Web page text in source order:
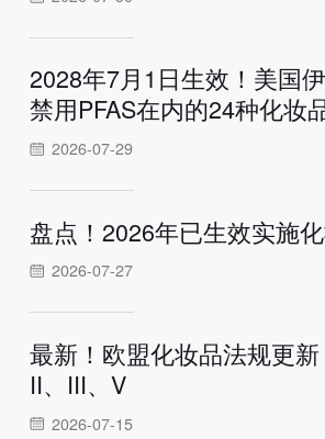
2028年7月1日生效！美国
禁用PFAS在内的24种化妆
2026-07-29
盘点！2026年已生效实施
2026-07-27
最新！欧盟化妆品法规更
II、III、V
2026-07-15